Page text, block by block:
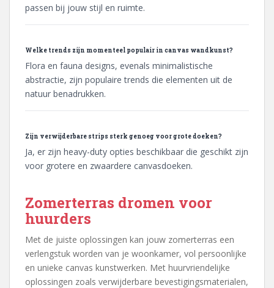
passen bij jouw stijl en ruimte.
Welke trends zijn momenteel populair in canvas wandkunst?
Flora en fauna designs, evenals minimalistische
abstractie, zijn populaire trends die elementen uit de
natuur benadrukken.
Zijn verwijderbare strips sterk genoeg voor grote doeken?
Ja, er zijn heavy-duty opties beschikbaar die geschikt zijn
voor grotere en zwaardere canvasdoeken.
Zomerterras dromen voor
huurders
Met de juiste oplossingen kan jouw zomerterras een
verlengstuk worden van je woonkamer, vol persoonlijke
en unieke canvas kunstwerken. Met huurvriendelijke
oplossingen zoals verwijderbare bevestigingsmaterialen,